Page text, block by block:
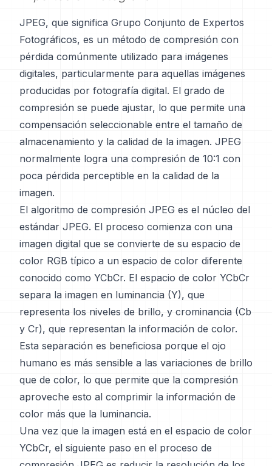
JPEG, que significa Grupo Conjunto de Expertos
Fotográficos, es un método de compresión con
pérdida comúnmente utilizado para imágenes
digitales, particularmente para aquellas imágenes
producidas por fotografía digital. El grado de
compresión se puede ajustar, lo que permite una
compensación seleccionable entre el tamaño de
almacenamiento y la calidad de la imagen. JPEG
normalmente logra una compresión de 10:1 con
poca pérdida perceptible en la calidad de la
imagen.
El algoritmo de compresión JPEG es el núcleo del
estándar JPEG. El proceso comienza con una
imagen digital que se convierte de su espacio de
color RGB típico a un espacio de color diferente
conocido como YCbCr. El espacio de color YCbCr
separa la imagen en luminancia (Y), que
representa los niveles de brillo, y crominancia (Cb
y Cr), que representan la información de color.
Esta separación es beneficiosa porque el ojo
humano es más sensible a las variaciones de brillo
que de color, lo que permite que la compresión
aproveche esto al comprimir la información de
color más que la luminancia.
Una vez que la imagen está en el espacio de color
YCbCr, el siguiente paso en el proceso de